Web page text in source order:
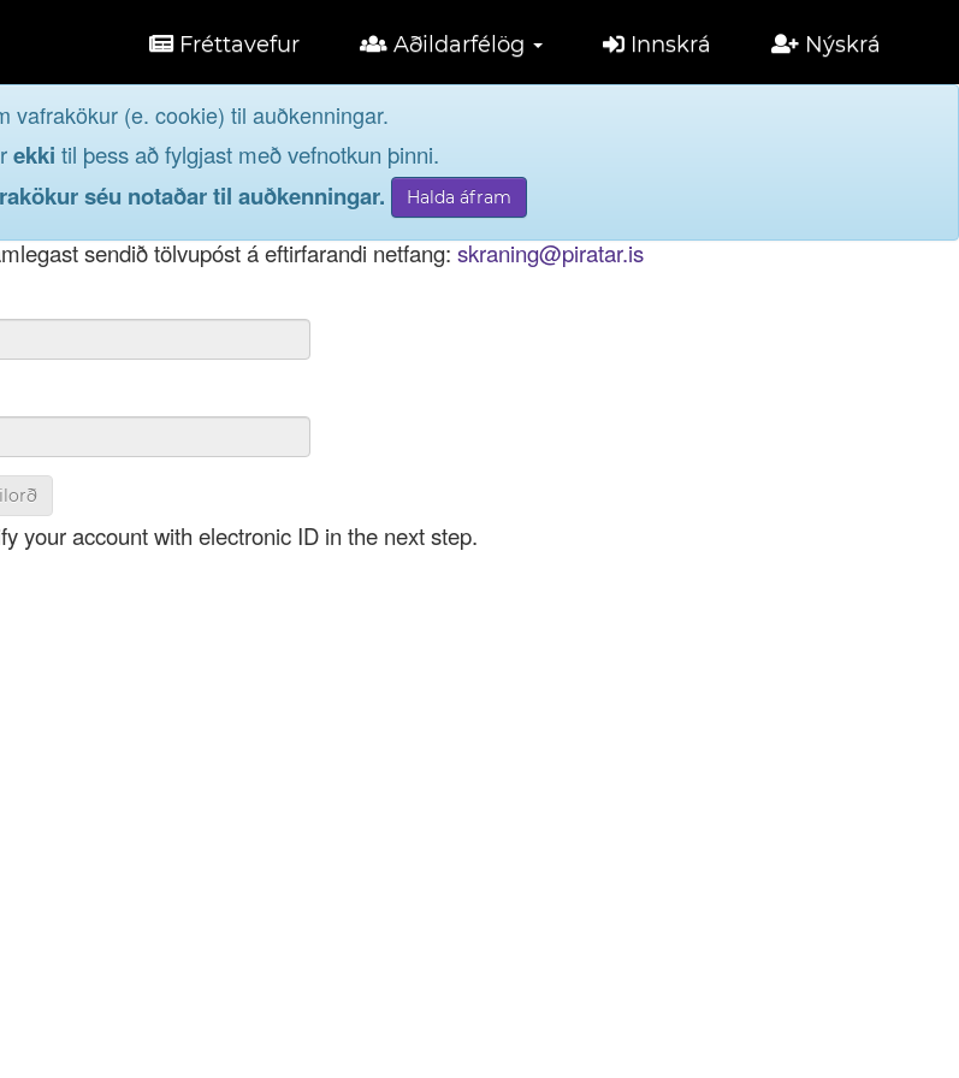
Fréttavefur Aðildarfélög Innskrá Nýskrá
vafrakökur (e. cookie) til auðkenningar.
ekki til þess að fylgjast með vefnotkun þinni.
séu notaðar til auðkenningar.
þátt í lýðræðinu...
þínu, þá má einnig nota netfang eða kennitölu til innskráningar.
sendið tölvupóst á eftirfarandi netfang: skraning@piratar.is
your account with electronic ID in the next step.